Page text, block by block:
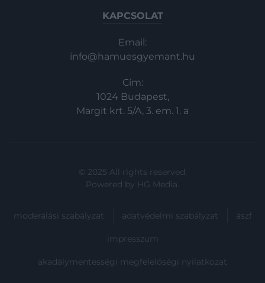
KAPCSOLAT
Email:
info@hamuesgyemant.hu
Cím:
1024 Budapest,
Margit krt. 5/A, 3. em. 1. a
© 2025 All rights reserved.
Powered by HG Media.
moderálási szabályzat adatvédelmi szabályzat ászf
impresszum
akadálymentességi megfelelőségi nyilatkozat